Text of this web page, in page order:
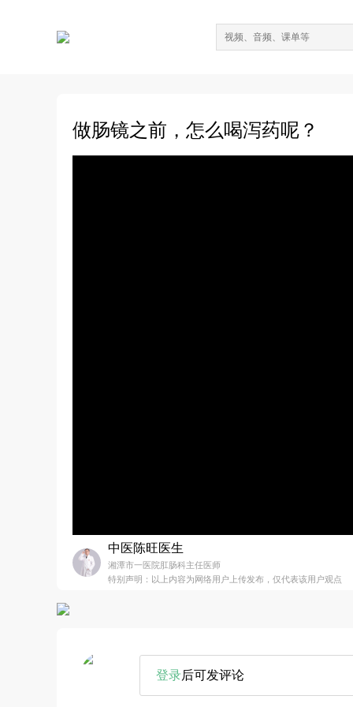
做肠镜之前，怎么喝泻药呢？
中医陈旺医生
湘潭市一医院肛肠科主任医师
特别声明：以上内容为网络用户上传发布，仅代表该用户观点
登录后可发评论